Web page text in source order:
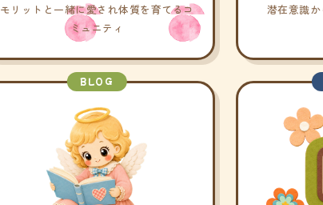
モリットと一緒に愛され体質を育てるコ
ミュニティ
潜在意識
BLOG